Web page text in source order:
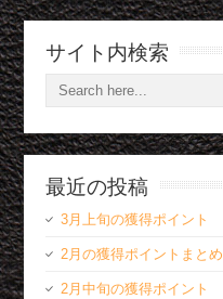
サイト内検索
最近の投稿
3月上旬の獲得ポイント
2月の獲得ポイントまとめ
2月中旬の獲得ポイント